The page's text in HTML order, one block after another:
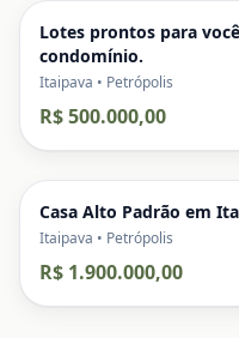
Lotes prontos para
condomínio.
Itaipava • Petrópolis
R$ 500.000,00
Casa Alto Padrão em
Itaipava • Petrópolis
R$ 1.900.000,00